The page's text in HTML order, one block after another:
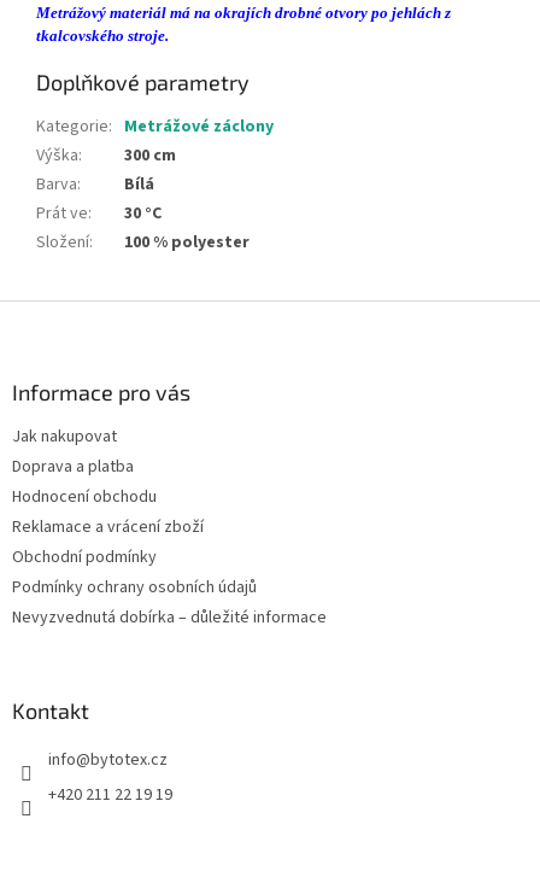
Metrážový materiál má na okrajích drobné otvory po jehlách z
tkalcovského stroje.
Doplňkové parametry
Kategorie: Metrážové záclony
Výška:
300 cm
Barva:
Bílá
Prát ve:
30 °C
Složení: 100 % polyester
Informace pro vás
Jak nakupovat
Doprava a platba
Hodnocení obchodu
Reklamace a vrácení zboží
Obchodní podmínky
Podmínky ochrany osobních údajů
Nevyzvednutá dobírka – důležité informace
Kontakt
info@bytotex.cz
+420 211 22 19 19